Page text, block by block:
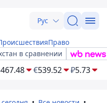
Рус
Право
в сравнении
467.48 €539.52 ₽5.73